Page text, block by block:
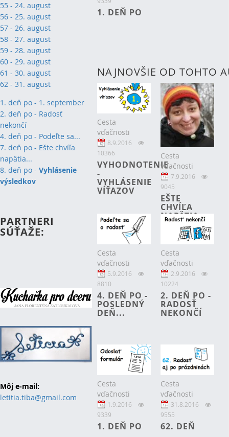
55 - 24. august
56 - 25. august
57 - 26. august
58 - 27. august
59 - 28. august
60 - 29. august
61 - 30. august
62 - 31. august
1. deň po - 1. september
2. deň po - Radosť
nekončí
4. deň po - Podeľte sa...
7. deň po - Ešte chvíľa
napätia...
8. deň po - Vyhlásenie
výsledkov
PARTNERI
SÚŤAŽE:
Môj e-mail:
letitia.tiba@gmail.com
1. DEŇ PO
NAJNOVŠIE OD TOHTO
Cesta
vďačnosti
8.9.2016
10366
VYHODNOTENIE
-
VYHLÁSENIE
VÍŤAZOV
Cesta
vďačnosti
7.9.2016
9045
EŠTE
CHVÍĽA
NAPÄTIA...
Cesta
vďačnosti
5.9.2016
8810
4. DEŇ PO -
POSLEDNÝ
DEŇ...
Cesta
vďačnosti
2.9.2016
10224
2. DEŇ PO -
RADOSŤ
NEKONČÍ
Cesta
vďačnosti
1.9.2016
9339
1. DEŇ PO
Cesta
vďačnosti
31.8.2016
9555
62. DEŇ